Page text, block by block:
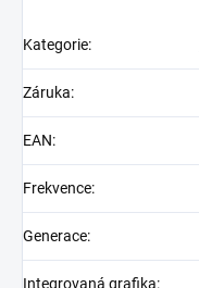
Kategorie:
Záruka:
EAN:
Frekvence:
Generace:
Integrovaná grafika: